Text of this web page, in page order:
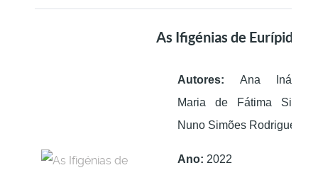
As Ifigénias de Eurípides
Autores: Ana Inácio;
Maria de Fátima Silva;
Nuno Simões Rodrigues
Ano: 2022